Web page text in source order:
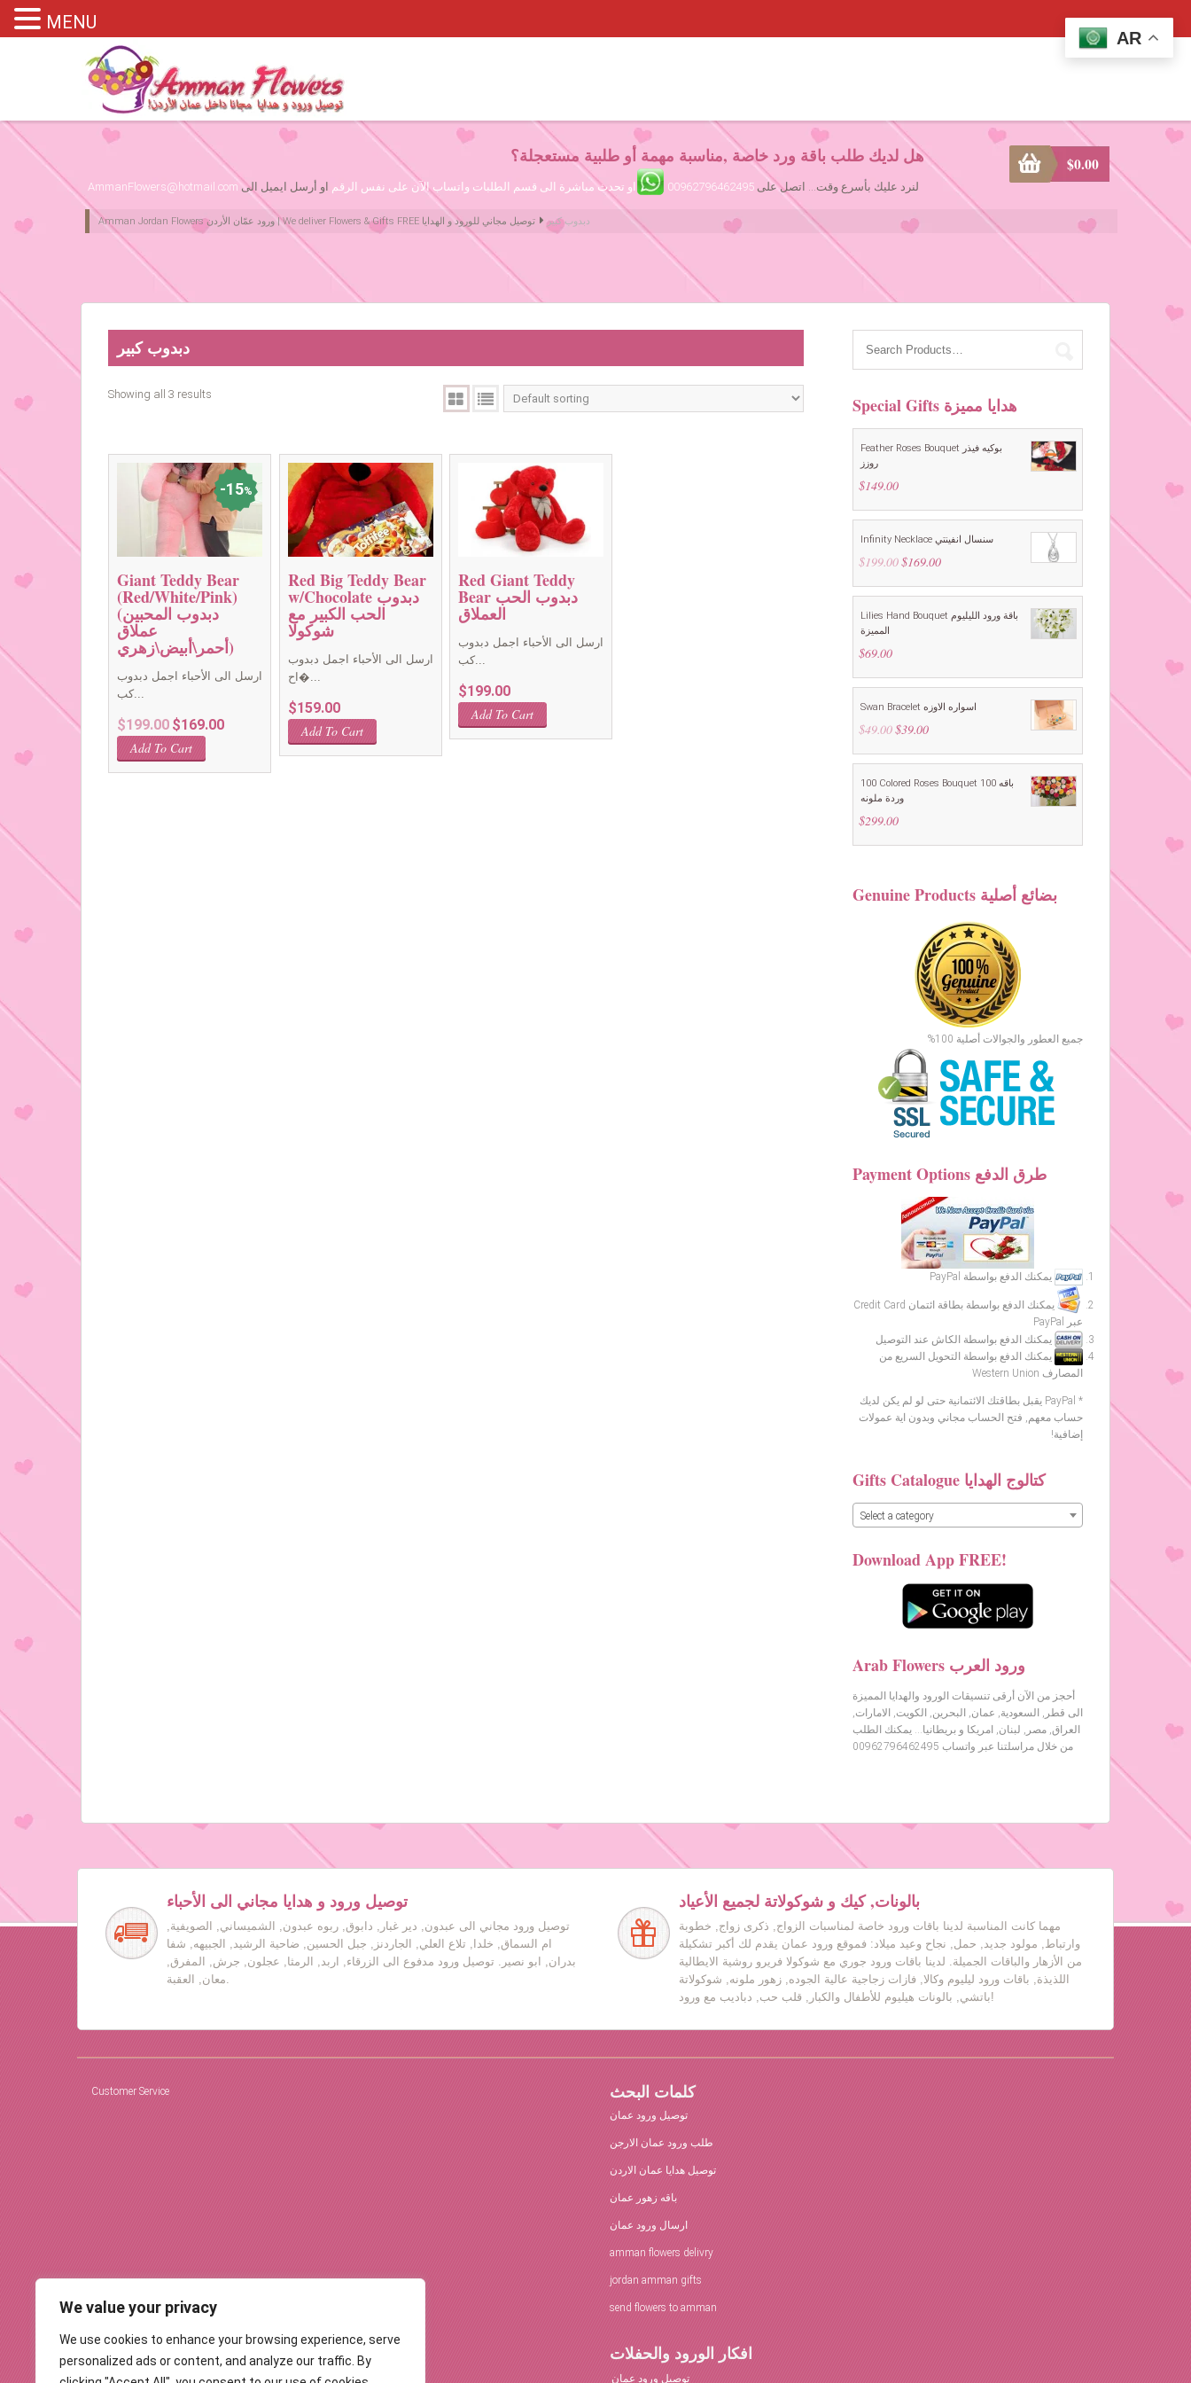
We value your privacy
We use cookies to enhance your browsing experience, serve
personalized ads or content, and analyze our traffic. By
Please assign primary menu in wp-admin->Appearance->Menus
هل لديك طلب باقة ورد خاصة ,مناسبة مهمة أو طلبية مستعجلة؟
لنرد عليك بأسرع وقت... اتصل على 00962796462495 او تحدث مباشرة الى قسم الطلبات واتساب الآن على نفس الرقم او أرسل ايميل الى AmmanFlowers@hotmail.com
Amman Jordan Flowers ورود عمّان الأردن | We deliver Flowers & Gifts FREE توصيل مجاني للورود و الهدايا دبدوب كبير
$0.00
دبدوب كبير
Showing all 3 results
15%
Giant Teddy Bear
(Red/White/Pink)
(دبدوب المحبين
عملاق
(أحمر\أبيض\زهري
ارسل الى الأحباء اجمل دبدوب
كب...
$199.00 Original
price
was:
$169.00Current
Add To Cart
Red Big Teddy Bear
w/Chocolate دبدوب
الحب الكبير مع
شوكولا
ارسل الى الأحباء اجمل دبدوب
اح�...
$159.00
Add To Cart
Red Giant Teddy
Bear دبدوب الحب
العملاق
ارسل الى الأحباء اجمل دبدوب
كب...
$199.00
Add To Cart
Special Gifts هدايا مميزة
Feather Roses Bouquet بوكيه فيذر
روزز
$149.00
Infinity Necklace سنسال انفينتي
$199.00 Original
was:
$169.00Current
is:
Lilies Hand Bouquet باقة ورود الليليوم
المميزة
$69.00
Swan Bracelet اسواره الاوزه
$49.00 Original
was:
$39.00Current
is:
100 Colored Roses Bouquet باقه 100
وردة ملونه
$299.00
Genuine Products بضائع أصلية
جميع العطور والجوالات أصلية 100%
Payment Options طرق الدفع
يمكنك الدفع بواسطة PayPal
يمكنك الدفع بواسطة بطاقة ائتمان Credit Card
عبر PayPal
يمكنك الدفع بواسطة الكاش عند التوصيل
يمكنك الدفع بواسطة التحويل السريع من
المصارف Western Union
* PayPal يقبل بطاقتك الائتمانية حتى لو لم يكن لديك
حساب معهم, فتح الحساب مجاني وبدون اية عمولات
إضافية!
Gifts Catalogue كتالوج الهدايا
Select a category
Download App FREE!
Arab Flowers ورود العرب
أحجز من الآن أرقى تنسيقات الورود والهدايا المميزة
الى قطر, السعودية, عمان, البحرين, الكويت, الامارات,
العراق, مصر, لبنان, امريكا و بريطانيا… يمكنك الطلب
من خلال مراسلتنا عبر واتساب 00962796462495
توصيل ورود و هدايا مجاني الى الأحباء
توصيل ورود مجاني الى عبدون, دير غبار, دابوق, ربوه عبدون, الشميساني, الصويفية,
ام السماق, خلدا, تلاع العلي, الجاردنز, جبل الحسين, ضاحية الرشيد, الجبيهه, شفا
بدران, ابو نصير. توصيل ورود مدفوع الى الزرقاء, اربد, الرمثا, عجلون, جرش, المفرق,
معان, العقبة.
بالونات, كيك و شوكولاتة لجميع الأعياد
مهما كانت المناسبة لدينا باقات ورود خاصة لمناسبات الزواج, ذكرى زواج, خطوبة
وارتباط, مولود جديد, حمل, نجاح وعيد ميلاد: فموقع ورود عمان يقدم لك أكبر تشكيلة
من الأزهار والباقات الجميلة. لدينا باقات ورود جوري مع شوكولا فريرو روشية الايطالية
اللذيذة, باقات ورود ليليوم وكالا, فازات زجاجية عالية الجوده, زهور ملونه, شوكولاتة
باتشي, بالونات هيليوم للأطفال والكبار, قلب حب, دباديب مع ورود!
Customer Service كلمات البحث
توصيل ورود عمان
طلب ورود عمان الارجن
توصيل هدايا عمان الاردن
باقه زهور عمان
ارسال ورود عمان
amman flowers delivry
jordan amman gifts
send flowers to amman
افكار الورود والحفلات
توصيل ورود عمان
AR
MENU